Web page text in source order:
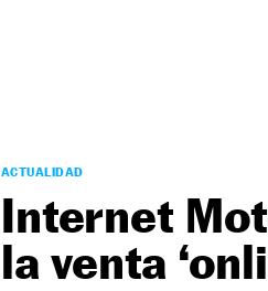
ACTUALIDAD
Internet
la venta